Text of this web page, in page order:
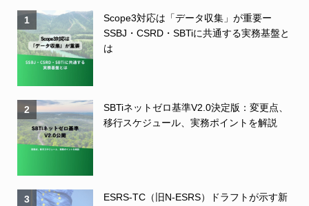
1
Scope3対応は「データ収集」が重要ー
SSBJ・CSRD・SBTiに共通する実務基盤と
は
2
SBTiネットゼロ基準V2.0決定版：変更点、
移行スケジュール、実務ポイントを解説
3
ESRS-TC（旧N-ESRS）ドラフトが示す新